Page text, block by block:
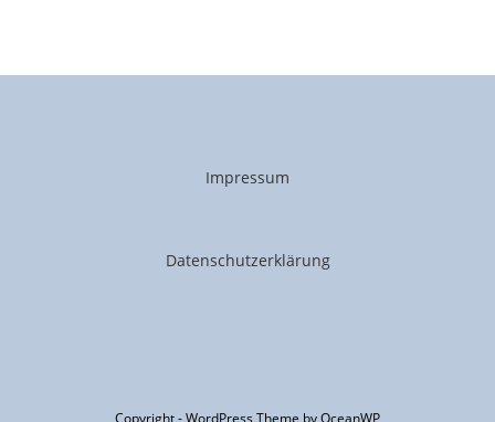
Impressum
Datenschutzerklärung
Copyright - WordPress Theme by OceanWP